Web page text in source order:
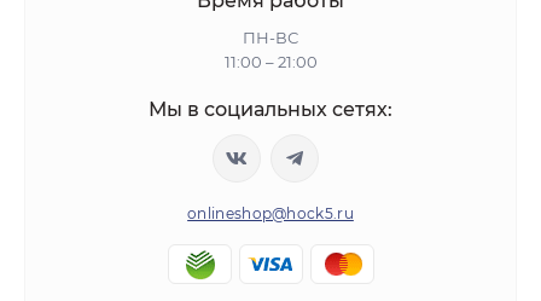
ПН-ВС
11:00 – 21:00
Мы в социальных сетях:
onlineshop@hock5.ru